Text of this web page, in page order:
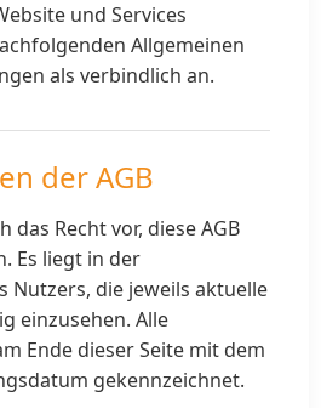
und Services
Allgemeinen
als verbindlich an.
der AGB
das Recht vor, diese AGB
Es liegt in der
Nutzers, die jeweils aktuelle
einzusehen. Alle
Ende dieser Seite mit dem
gekennzeichnet.